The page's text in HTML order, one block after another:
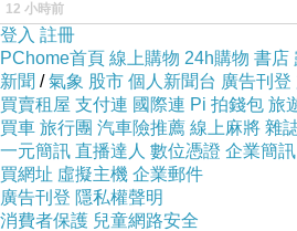
是十年磨劍而出。
最後因為今天沒拍到什麼照
入手的三昧堂新書跟問答小
望三昧堂之後有機會能多多
#三昧堂
#偶造型講座
12 小時前
登入 註冊
PChome首頁 線上購物 24h購物 書店
新聞 /氣象 股市 個人新聞台 廣告刊登
買賣租屋 支付連 國際連 Pi 拍錢包 旅
買車 旅行團 汽車險推薦 線上麻將 雜
一元簡訊 直播達人 數位憑證 企業簡訊
買網址 虛擬主機 企業郵件
廣告刊登 隱私權聲明
消費者保護 兒童網路安全